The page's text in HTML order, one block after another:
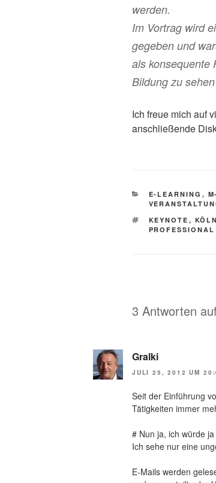
werden.
Im Vortrag wird
gegeben und
als konsequente
Bildung zu
Ich freue mich auf
anschließende
KATEGORIEN
E-LEARNING ,
KEYNOTE , KÖLN
3 Antworten
Gralki
JULI 25, 2012 UM
Seit der Einführung
Tätigkeiten immer
# Nun ja, ich würde
Ich sehe nur eine
E-Mails werden